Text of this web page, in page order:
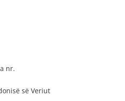
nr.
së Veriut